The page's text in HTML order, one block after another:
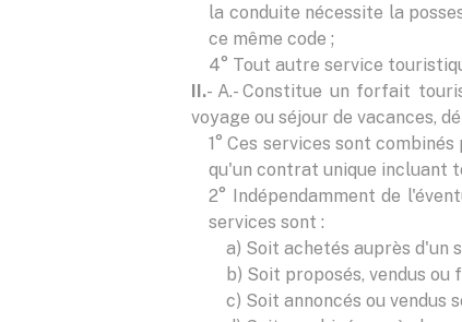
la conduite nécessite la
ce même code ;
4° Tout autre service
II.- A.- Constitue un forfait
voyage ou séjour de vacances,
1° Ces services sont
qu'un contrat unique incluant
2° Indépendamment de
services sont :
a) Soit achetés auprès d'un
b) Soit proposés, vendus
c) Soit annoncés ou vendus